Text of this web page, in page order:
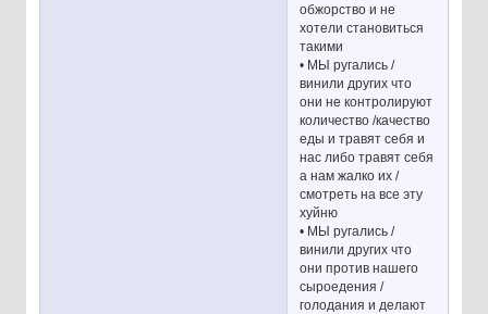
обжорство и не
хотели становиться
такими
• МЫ ругались /
винили других что
они не контролируют
количество /качество
еды и травят себя и
нас либо травят себя
а нам жалко их /
смотреть на все эту
хуйню
• МЫ ругались /
винили других что
они против нашего
сыроедения /
голодания и делают